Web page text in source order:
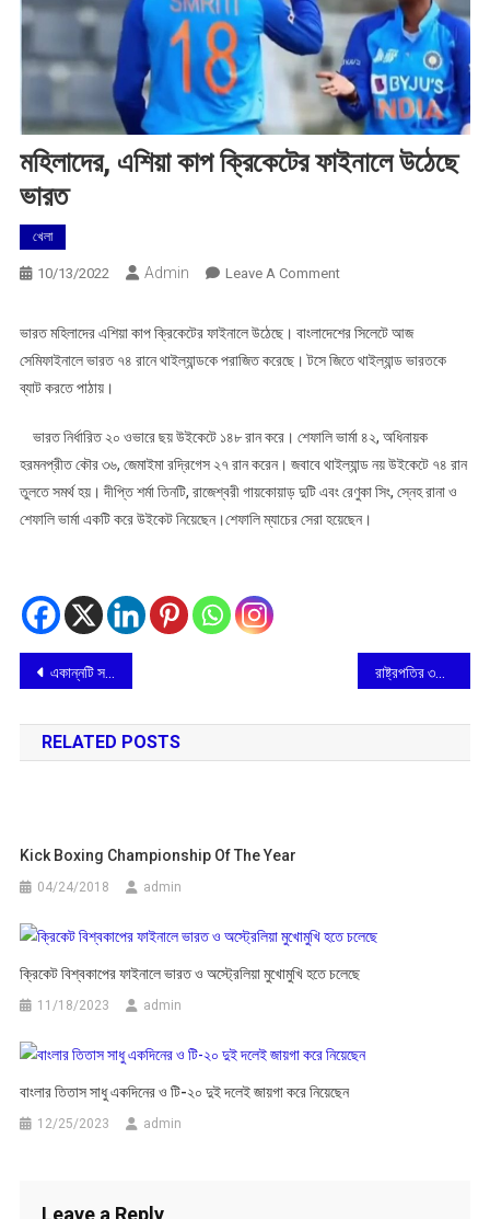
মহিলাদের, এশিয়া কাপ ক্রিকেটের ফাইনালে উঠেছে
ভারত
খেলা
10/13/2022 Admin Leave A CommentOn
এশিয়া
ভারত মহিলাদের এশিয়া কাপ ক্রিকেটের ফাইনালে উঠেছে। বাংলাদেশের সিলেটে আজ
সেমিফাইনালে ভারত ৭৪ রানে থাইল্যান্ডকে পরাজিত করেছে। টসে জিতে থাইল্যান্ড ভারতকে
ব্যাট করতে পাঠায়।
ভারত নির্ধারিত ২০ ওভারে ছয় উইকেটে ১৪৮ রান করে। শেফালি ভার্মা ৪২, অধিনায়ক
হরমনপ্রীত কৌর ৩৬, জেমাইমা রদ্রিগেস ২৭ রান করেন। জবাবে থাইল্যান্ড নয় উইকেটে ৭৪ রান
তুলতে সমর্থ হয়। দীপ্তি শর্মা তিনটি, রাজেশ্বরী গায়কোয়াড় দুটি এবং রেণুকা সিং, স্নেহ রানা ও
শেফালি ভার্মা একটি করে উইকেট নিয়েছেন।শেফালি ম্যাচের সেরা হয়েছেন।
Post
navigation
একান্নটি সতীপীঠের অন্যতম বীরভূমের কঙ্কালীতলা
RELATED POSTS
Kick Boxing Championship Of The Year
04/24/2018 admin
ক্রিকেট বিশ্বকাপের ফাইনালে ভারত ও অস্ট্রেলিয়া মুখোমুখি হতে চলেছে
11/18/2023 admin
বাংলার তিতাস সাধু একদিনের ও টি-২০ দুই দলেই জায়গা করে নিয়েছেন
12/25/2023 admin
Leave a Reply